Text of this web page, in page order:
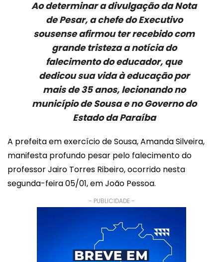
Ao determinar a divulgação da Nota
de Pesar, a chefe do Executivo
sousense afirmou ter recebido com
grande tristeza a notícia do
falecimento do educador, que
dedicou sua vida à educação por
mais de 35 anos, lecionando no
município de Sousa e no Governo do
Estado da Paraíba
A prefeita em exercício de Sousa, Amanda Silveira,
manifesta profundo pesar pelo falecimento do
professor Jairo Torres Ribeiro, ocorrido nesta
segunda-feira 05/01, em João Pessoa.
- PUBLICIDADE -